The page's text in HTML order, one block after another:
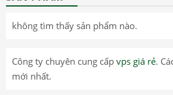
không tìm thấy sản phẩm nào.
Công ty chuyên cung cấp vps giá rẻ.
mới nhất.